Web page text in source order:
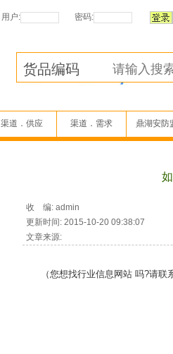
用户: 密码:
渠道．供应 渠道．需求 鼎湖安防
收 编: admin
更新时间: 2015-10-20 09:38:07
文章来源:
（您想找行业信息网站 吗?请联